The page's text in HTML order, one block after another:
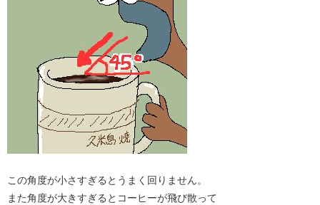
この角度が小さすぎるとうまく回りません。
また角度が大きすぎるとコーヒーが飛び散って